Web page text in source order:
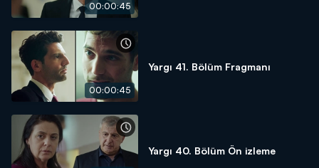
00:00:45
00:00:45
Yargı 41. Bölüm Fragmanı
Yargı 40. Bölüm Ön izleme